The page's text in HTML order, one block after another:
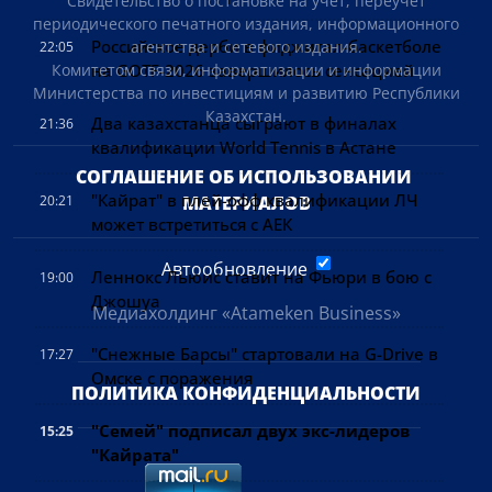
22:05
Российское дерби в фиджитал-баскетболе
на GOTF-2026 завершилось сенсацией
21:36
Два казахстанца сыграют в финалах
квалификации World Tennis в Астане
20:21
"Кайрат" в плей-офф квалификации ЛЧ
может встретиться с АЕК
19:00
Леннокс Льюис ставит на Фьюри в бою с
Джошуа
17:27
"Снежные Барсы" стартовали на G-Drive в
Омске с поражения
15:25
"Семей" подписал двух экс-лидеров
"Кайрата"
периодического печатного издания, информационного
агентства и сетевого издания.
Комитетом связи, информатизации и информации
Министерства по инвестициям и развитию Республики
Казахстан.
СОГЛАШЕНИЕ ОБ ИСПОЛЬЗОВАНИИ
МАТЕРИАЛОВ
Автообновление
Медиахолдинг «Atameken Business»
ПОЛИТИКА КОНФИДЕНЦИАЛЬНОСТИ